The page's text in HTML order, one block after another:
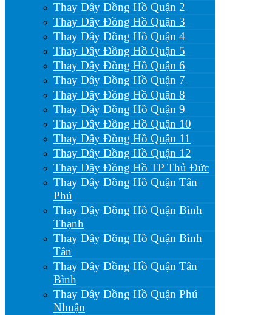
Thay Dây Đồng Hồ Quận 2
Thay Dây Đồng Hồ Quận 3
Thay Dây Đồng Hồ Quận 4
Thay Dây Đồng Hồ Quận 5
Thay Dây Đồng Hồ Quận 6
Thay Dây Đồng Hồ Quận 7
Thay Dây Đồng Hồ Quận 8
Thay Dây Đồng Hồ Quận 9
Thay Dây Đồng Hồ Quận 10
Thay Dây Đồng Hồ Quận 11
Thay Dây Đồng Hồ Quận 12
Thay Dây Đồng Hồ TP Thủ Đức
Thay Dây Đồng Hồ Quận Tân
Phú
Thay Dây Đồng Hồ Quận Bình
Thạnh
Thay Dây Đồng Hồ Quận Bình
Tân
Thay Dây Đồng Hồ Quận Tân
Bình
Thay Dây Đồng Hồ Quận Phú
Nhuận